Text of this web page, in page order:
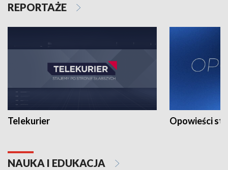
REPORTAŻE
Telekurier Opowieści
NAUKA I EDUKACJA